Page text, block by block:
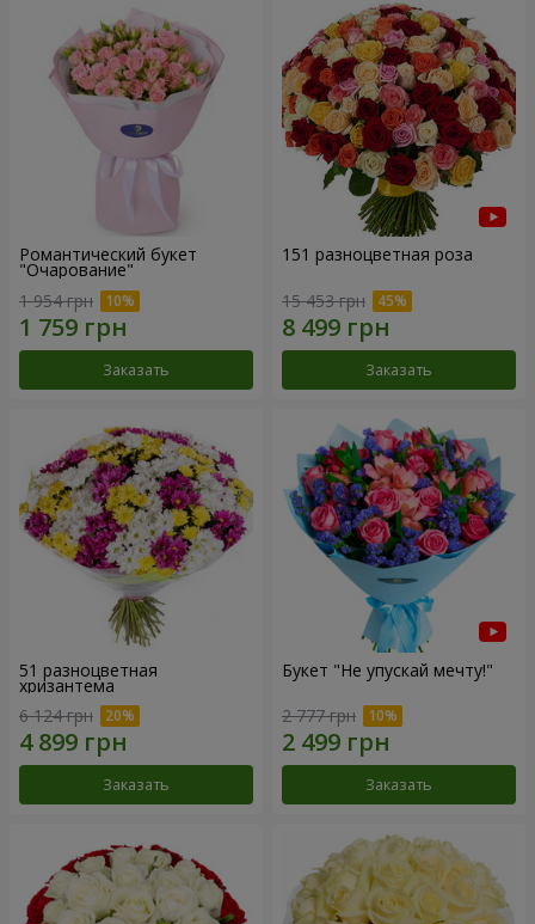
Романтический букет
"Очарование"
1 954 грн
Заказать
151 разноцветная роза
15 453 грн
Заказать
51 разноцветная
хризантема
6 124 грн
Заказать
Букет "Не упускай мечту!"
2 777 грн
Заказать